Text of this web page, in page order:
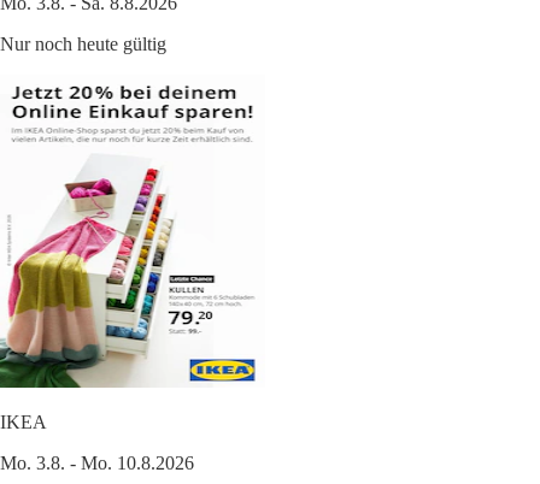
Nur noch heute gültig
IKEA
Mo. 3.8. - Mo. 10.8.2026